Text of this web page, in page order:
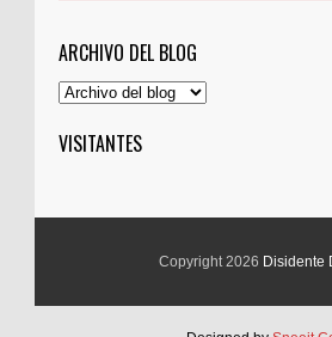
ARCHIVO DEL BLOG
VISITANTES
Copyright 2026 Disidente